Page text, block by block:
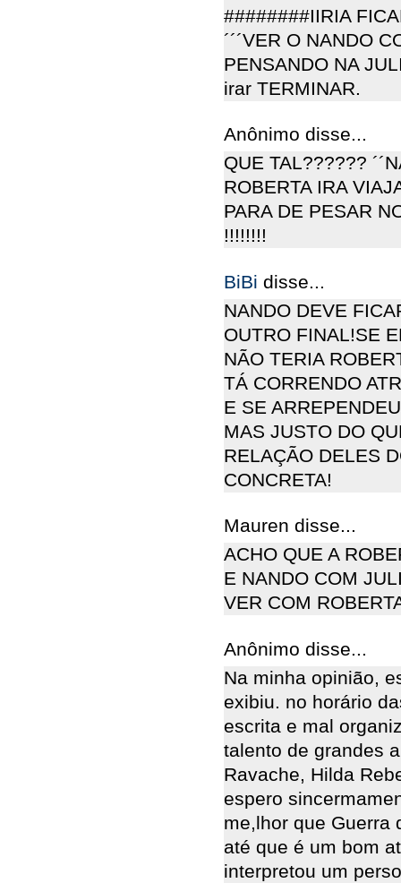
########IIRIA
´´´VER O NANDO
PENSANDO NA
irar TERMINAR.
Anônimo disse...
QUE TAL??????
ROBERTA IRA
PARA DE PESAR
!!!!!!!!
BiBi disse...
NANDO DEVE
OUTRO FINAL!SE
NÃO TERIA
TÁ CORRENDO
E SE
MAS JUSTO DO
RELAÇÃO DELES
CONCRETA!
Mauren disse...
ACHO QUE A
E NANDO COM
VER COM
Anônimo disse...
Na minha opinião,
exibiu. no horário
escrita e mal
talento de grandes
Ravache, Hilda
espero
me,lhor que Guerra
até que é um bom
interpretou um